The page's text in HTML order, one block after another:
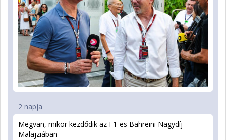
2 napja
Megvan, mikor kezdődik az F1-es Bahreini Nagydíj
Malajziában